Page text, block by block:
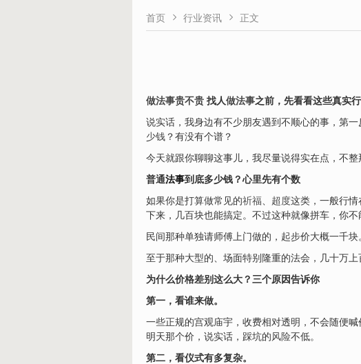
首页  行业资讯  正文
做法事贵不贵 找人做法事之前，先看看这些真实
说实话，我身边有不少朋友遇到不顺心的事，第
少钱 ？有没有个谱？
今天就跟你聊聊这事儿，我尽量说得实在点，不整
普通法事到底多少钱？心里先有个数
如果你是打算做常见的祈福 超度这类，一般行
下来，几百块也能搞定。不过这种就像拼车，你
民间那种单独请师傅上门做的，起步价大概一千
至于那种大型的、场面特别隆重的法会，几十万
为什么价格差别这么大？三个原因告诉你
第一，看谁来做。
一些正规的宫观庙宇，收费相对透明，不会随便
明天那个价，说实话，踩坑的风险不低。
第二，看仪式有多复杂。